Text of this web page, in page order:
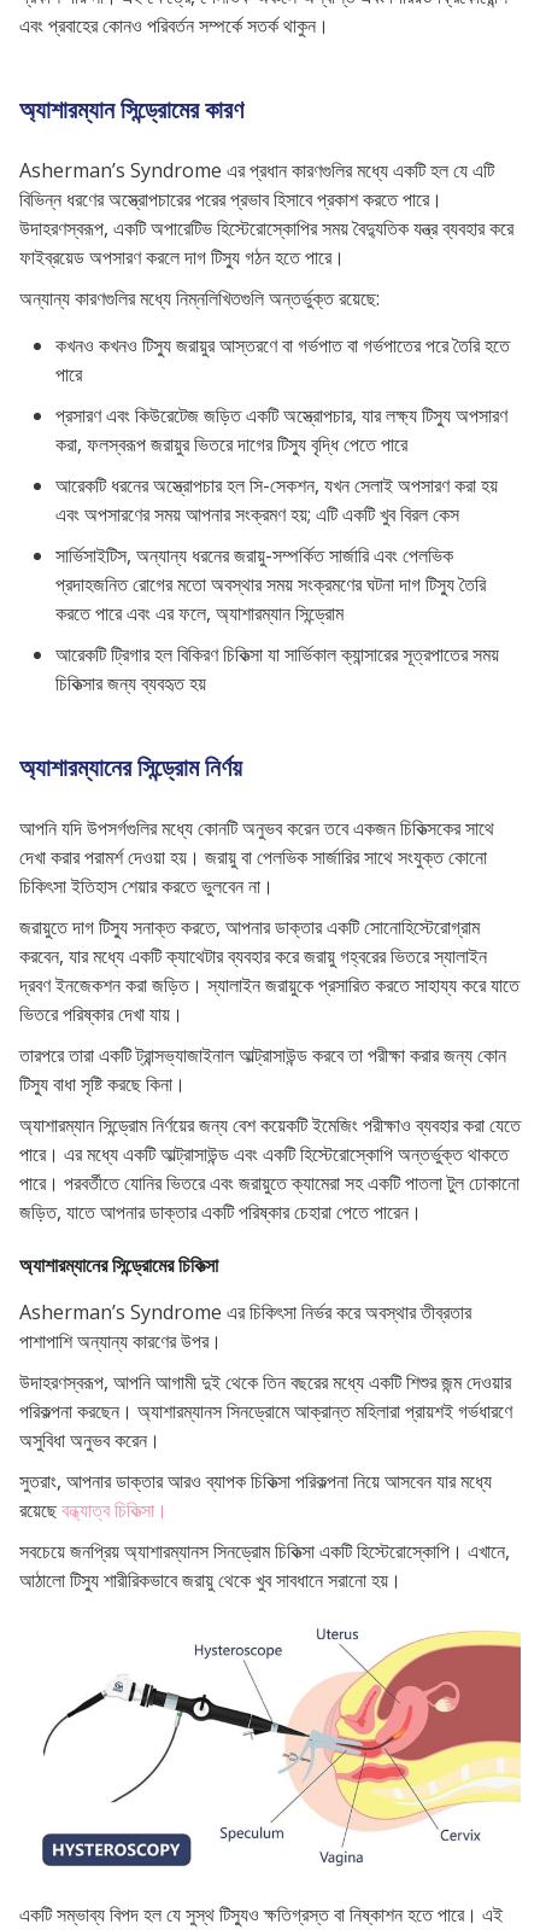
এবং প্রবাহের কোনও পরিবর্তন সম্পর্কে সতর্ক থাকুন।
অ্যাশারম্যান সিন্ড্রোমের কারণ
Asherman’s Syndrome এর প্রধান কারণগুলির মধ্যে একটি হল যে এটি
বিভিন্ন ধরণের অস্ত্রোপচারের পরের প্রভাব হিসাবে প্রকাশ করতে পারে।
উদাহরণস্বরূপ, একটি অপারেটিভ হিস্টেরোস্কোপির সময় বৈদ্যুতিক যন্ত্র ব্যবহার করে
ফাইব্রয়েড অপসারণ করলে দাগ টিস্যু গঠন হতে পারে।
অন্যান্য কারণগুলির মধ্যে নিম্নলিখিতগুলি অন্তর্ভুক্ত রয়েছে:
কখনও কখনও টিস্যু জরায়ুর আস্তরণে বা গর্ভপাত বা গর্ভপাতের পরে তৈরি হতে
পারে
প্রসারণ এবং কিউরেটেজ জড়িত একটি অস্ত্রোপচার, যার লক্ষ্য টিস্যু অপসারণ
করা, ফলস্বরূপ জরায়ুর ভিতরে দাগের টিস্যু বৃদ্ধি পেতে পারে
আরেকটি ধরনের অস্ত্রোপচার হল সি-সেকশন, যখন সেলাই অপসারণ করা হয়
এবং অপসারণের সময় আপনার সংক্রমণ হয়; এটি একটি খুব বিরল কেস
সার্ভিসাইটিস, অন্যান্য ধরনের জরায়ু-সম্পর্কিত সার্জারি এবং পেলভিক
প্রদাহজনিত রোগের মতো অবস্থার সময় সংক্রমণের ঘটনা দাগ টিস্যু তৈরি
করতে পারে এবং এর ফলে, অ্যাশারম্যান সিন্ড্রোম
আরেকটি ট্রিগার হল বিকিরণ চিকিত্সা যা সার্ভিকাল ক্যান্সারের সূত্রপাতের সময়
চিকিত্সার জন্য ব্যবহৃত হয়
অ্যাশারম্যানের সিন্ড্রোম নির্ণয়
আপনি যদি উপসর্গগুলির মধ্যে কোনটি অনুভব করেন তবে একজন চিকিত্সকের সাথে
দেখা করার পরামর্শ দেওয়া হয়। জরায়ু বা পেলভিক সার্জারির সাথে সংযুক্ত কোনো
চিকিৎসা ইতিহাস শেয়ার করতে ভুলবেন না।
জরায়ুতে দাগ টিস্যু সনাক্ত করতে, আপনার ডাক্তার একটি সোনোহিস্টেরোগ্রাম
করবেন, যার মধ্যে একটি ক্যাথেটার ব্যবহার করে জরায়ু গহ্বরের ভিতরে স্যালাইন
দ্রবণ ইনজেকশন করা জড়িত। স্যালাইন জরায়ুকে প্রসারিত করতে সাহায্য করে যাতে
ভিতরে পরিষ্কার দেখা যায়।
তারপরে তারা একটি ট্রান্সভ্যাজাইনাল আল্ট্রাসাউন্ড করবে তা পরীক্ষা করার জন্য কোন
টিস্যু বাধা সৃষ্টি করছে কিনা।
অ্যাশারম্যান সিন্ড্রোম নির্ণয়ের জন্য বেশ কয়েকটি ইমেজিং পরীক্ষাও ব্যবহার করা যেতে
পারে। এর মধ্যে একটি আল্ট্রাসাউন্ড এবং একটি হিস্টেরোস্কোপি অন্তর্ভুক্ত থাকতে
পারে। পরবর্তীতে যোনির ভিতরে এবং জরায়ুতে ক্যামেরা সহ একটি পাতলা টুল ঢোকানো
জড়িত, যাতে আপনার ডাক্তার একটি পরিষ্কার চেহারা পেতে পারেন।
অ্যাশারম্যানের সিন্ড্রোমের চিকিত্সা
Asherman’s Syndrome এর চিকিৎসা নির্ভর করে অবস্থার তীব্রতার
পাশাপাশি অন্যান্য কারণের উপর।
উদাহরণস্বরূপ, আপনি আগামী দুই থেকে তিন বছরের মধ্যে একটি শিশুর জন্ম দেওয়ার
পরিকল্পনা করছেন। অ্যাশারম্যানস সিনড্রোমে আক্রান্ত মহিলারা প্রায়শই গর্ভধারণে
অসুবিধা অনুভব করেন।
সুতরাং, আপনার ডাক্তার আরও ব্যাপক চিকিত্সা পরিকল্পনা নিয়ে আসবেন যার মধ্যে
রয়েছেবন্ধ্যাত্ব চিকিত্সা।
সবচেয়ে জনপ্রিয় অ্যাশারম্যানস সিনড্রোম চিকিত্সা একটি হিস্টেরোস্কোপি। এখানে,
আঠালো টিস্যু শারীরিকভাবে জরায়ু থেকে খুব সাবধানে সরানো হয়।
একটি সম্ভাব্য বিপদ হল যে সুস্থ টিস্যুও ক্ষতিগ্রস্ত বা নিষ্কাশন হতে পারে। এই